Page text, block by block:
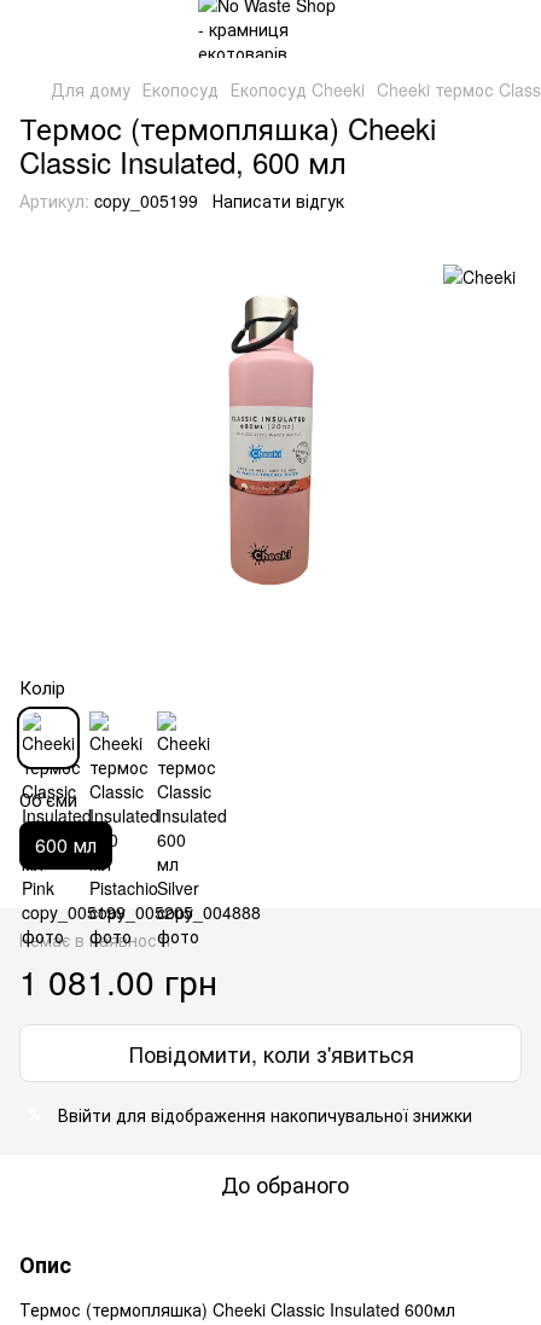
Для дому Екопосуд Екопосуд Cheeki Cheeki термос
Термос (термопляшка) Cheeki
Classic Insulated, 600 мл
Артикул: copy_005199 Написати відгук
Колір
Об'єми
600 мл
Немає в наявності
1 081.00 грн
Повідомити, коли з'явиться
Ввійти для відображення накопичувальної знижки
До обраного
Опис
Термос (термопляшка) Cheeki Classic Insulated 600мл